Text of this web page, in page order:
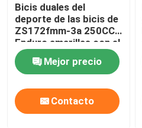
Bicis duales del
deporte de las bicis de
ZS172fmm-3a 250CC
Enduro amarillas con el
solo cilindro
Mejor precio
Contacto